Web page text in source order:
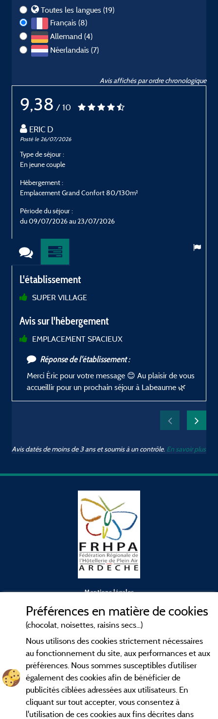
Toutes les langues (19)
Français (8)
Allemand (4)
Néerlandais (7)
Avis affichés par ordre chronologique
9,38 / 10
ERIC D
Posté le 26/07/2026
Type de séjour :
En jeune couple
Hébergement :
Emplacement Grand Confort 80/130m²
Période du séjour :
du 09/07/2026 au 23/07/2026
L'établissement
SUPER VILLAGE
Avis sur l'hébergement
EMPLACEMENT SPACIEUX
Réponse de l'établissement :
Merci Éric pour votre message 😊 Au plaisir de vous
accueillir pour un prochain séjour à Labeaume 🌿
Avis datés de moins de 3 ans et soumis à un contrôle. En savoir plus
Mentions légales
Contact
CGV
Les meilleurscampings en Ardèche . Consultez les fiches de
nos adhérents et découvrez nos meilleures offres dans les
Gorges de l'Ardèche, le célèbrePont d'Arc, la grotte de l'Aven
Préférences en matière de cookies
(chocolat, noisettes, raisins secs...)
Nous utilisons des cookies strictement nécessaires
au fonctionnement du site, aux performances et aux
préférences. Nous sommes susceptibles d’utiliser
également des cookies afin de bénéficier de
publicités ciblées adressées aux utilisateurs. En
cliquant sur tout accepter, vous consentez à
l'utilisation de ces cookies aux fins décrites dans